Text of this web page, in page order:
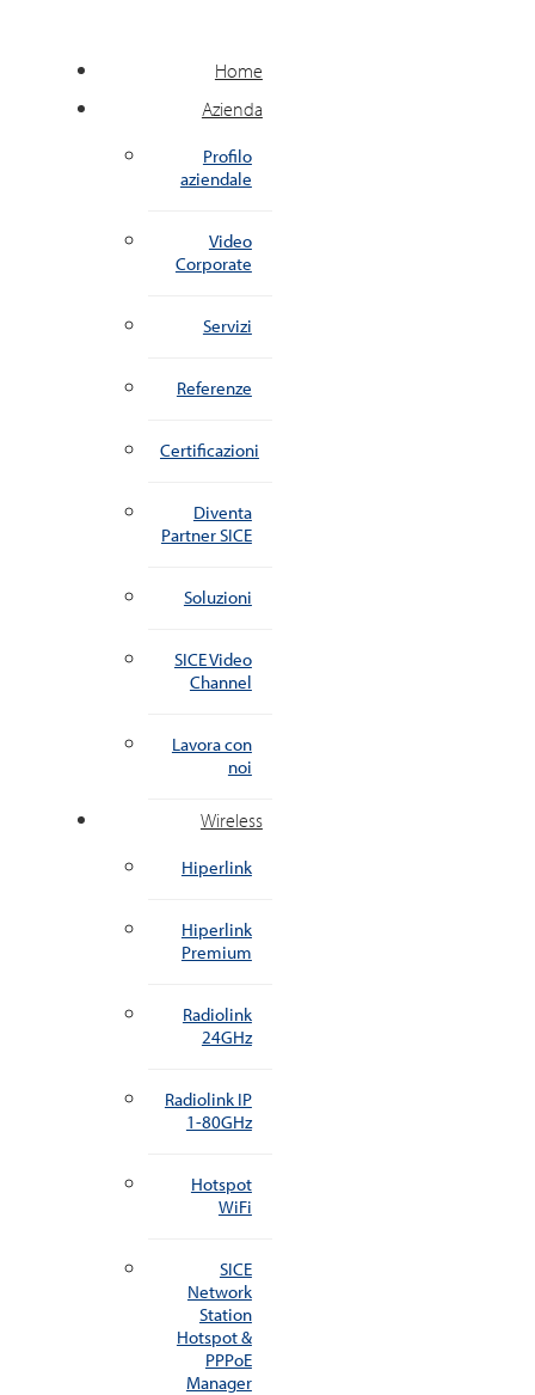
Home
Azienda
Profilo
aziendale
Video
Corporate
Servizi
Referenze
Certificazioni
Diventa
Partner SICE
Soluzioni
SICE Video
Channel
Lavora con
noi
Wireless
Hiperlink
Hiperlink
Premium
Radiolink
24GHz
Radiolink IP
1-80GHz
Hotspot
WiFi
SICE
Network
Station
Hotspot &
PPPoE
Manager